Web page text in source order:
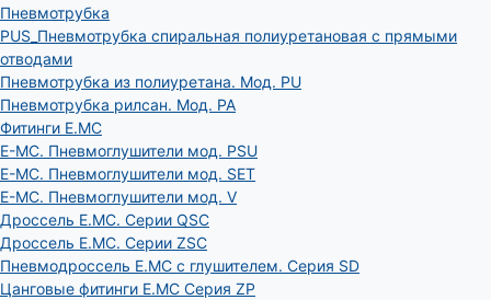
Пневмотрубка
PUS_Пневмотрубка спиральная полиуретановая с прямыми
отводами
Пневмотрубка из полиуретана. Мод. РU
Пневмотрубка рилсан. Мод. PA
Фитинги E.MC
E-MC. Пневмоглушители мод. PSU
E-MC. Пневмоглушители мод. SET
E-MC. Пневмоглушители мод. V
Дроссель E.MC. Серии QSC
Дроссель E.MC. Серии ZSC
Пневмодроссель E.MC с глушителем. Серия SD
Цанговые фитинги E.MC Серия ZP